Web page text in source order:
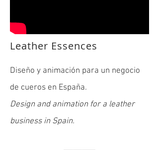
Leather Essences
Diseño y animación para un negocio
de cueros en España.
Design and animation for a leather
business in Spain.